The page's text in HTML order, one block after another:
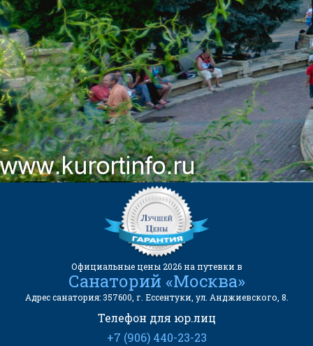
КОНТАКТЫ
ЕДИНОЙ СЛУЖБЫ БРОНИРОВАНИЯ:
8 (800) 551-53-03
(Бесплатный звонок)
kurortinfo@mail.ru
АДРЕС САНАТОРИЯ МОСКВА:
357600, г. Ессентуки, ул.
Анджиевского, 8.
Официальные цены 2026 на путевки в
Санаторий «Москва»
Адрес санатория: 357600, г. Ессентуки, ул. Анджиевского, 8.
Телефон для юр.лиц
+7 (906) 440-23-23